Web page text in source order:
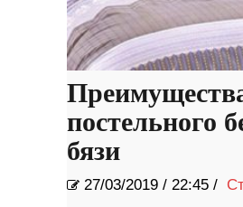
постельного
бязи
27/03/2019 / 22:45 /